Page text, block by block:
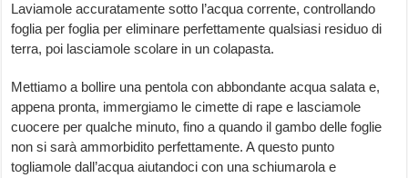
Laviamole accuratamente sotto l’acqua corrente, controllando
foglia per foglia per eliminare perfettamente qualsiasi residuo di
terra, poi lasciamole scolare in un colapasta.
Mettiamo a bollire una pentola con abbondante acqua salata e,
appena pronta, immergiamo le cimette di rape e lasciamole
cuocere per qualche minuto, fino a quando il gambo delle foglie
non si sarà ammorbidito perfettamente. A questo punto
togliamole dall’acqua aiutandoci con una schiumarola e